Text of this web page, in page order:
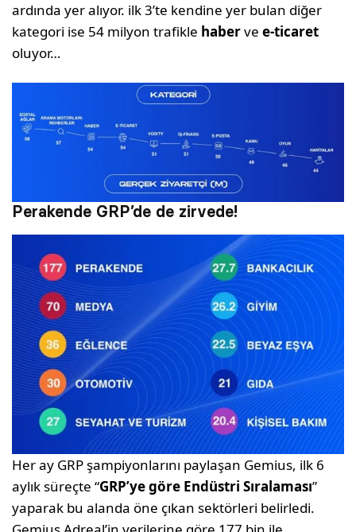
ardında yer alıyor. ilk 3’te kendine yer bulan diğer
kategori ise 54 milyon trafikle haberve e-ticaret
oluyor…
Perakende GRP’de de zirvede!
Her ay GRP şampiyonlarını paylaşan Gemius, ilk 6
aylık süreçte “GRP’ye göre Endüstri Sıralaması”
yaparak bu alanda öne çıkan sektörleri belirledi.